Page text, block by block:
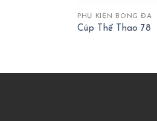
PHỤ KIỆN BÓNG ĐÁ
Cúp Thể Thao 78